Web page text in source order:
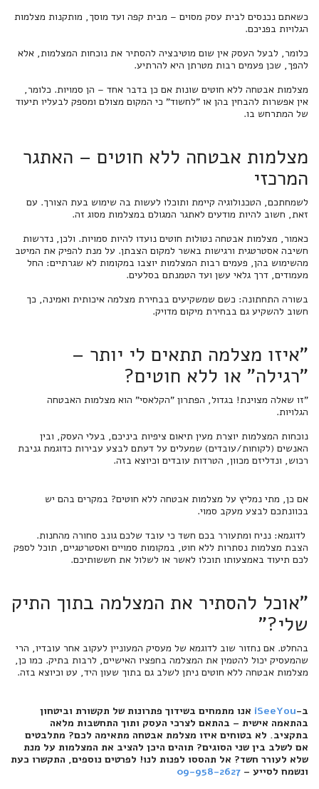
כשאתם נכנסים לבית עסק מסוים – מבית קפה ועד מוסך, מותקנות מצלמות
הגלויות בפניכם.
כלומר, לבעל העסק אין שום מוטיבציה להסתיר את נוכחות המצלמות, אלא
להפך, שכן פעמים רבות מטרתן היא להרתיע.
מצלמות אבטחה ללא חוטים שונות אם כן בדבר אחד – הן סמויות. כלומר,
אין אפשרות להבחין בהן או "לחשוד" כי המקום מצולם ומספק לבעליו תיעוד
של המתרחש בו.
מצלמות אבטחה ללא חוטים – האתגר
המרכזי
לשמחתכם, הטכנולוגיה קיימת ותוכלו לעשות בה שימוש בעת הצורך. עם
זאת, חשוב להיות מודעים לאתגר המגולם במצלמות מסוג זה.
כאמור, מצלמות אבטחה נטולות חוטים נועדו להיות סמויות. ולכן, נדרשות
חשיבה אסטרטגית ורגישות באשר למקום הצבתן. על מנת להפיק את המיטב
מהשימוש בהן, פעמים רבות המצלמות יוצבו במקומות לא שגרתיים: החל
מעמודים, דרך גלאי עשן ועד הטמנתם בסלעים.
בשורה התחתונה: כשם שמשקיעים בבחירת מצלמה איכותית ואמינה, כך
חשוב להשקיע גם בבחירת מיקום מדויק.
"איזו מצלמה תתאים לי יותר –
"רגילה" או ללא חוטים?
"זו שאלה מצוינת! בגדול, הפתרון "הקלאסי" הוא מצלמות האבטחה
הגלויות.
נוכחות המצלמות יוצרת מעין תיאום ציפיות ביניכם, בעלי העסק, ובין
האנשים (לקוחות/עובדים) שמעלים על דעתם לבצע עבירות כדוגמת גניבת
רכוש, ונדליזם מכוון, הטרדות עובדים וכיוצא בזה.
אם כן, מתי נמליץ על מצלמות אבטחה ללא חוטים? במקרים בהם יש
בכוונתכם לבצע מעקב סמוי.
לדוגמא: נניח ומתעורר בכם חשד כי עובד שלכם גונב סחורה מהחנות.
הצבת מצלמות נסתרות ללא חוט, במקומות סמויים ואסטרטגיים, תוכל לספק
לכם תיעוד באמצעותו תוכלו לאשר או לשלול את חששותיכם.
"אוכל להסתיר את המצלמה בתוך התיק
שלי?"
בהחלט. אם נחזור שוב לדוגמא של מעסיק המעוניין לעקוב אחר עובדיו, הרי
שהמעסיק יכול להטמין את המצלמה בחפציו האישיים, לרבות בתיק. כמו כן,
מצלמות אבטחה ללא חוטים ניתן לשלב גם בתוך שעון היד, עט וכיוצא בזה.
ב-iSeeYou אנו מתמחים בשידוך פתרונות של תקשורת וביטחון
בהתאמה אישית – בהתאם לצרכי העסק ותוך התחשבות מלאה
בתקציב. לא בטוחים איזו מצלמת אבטחה מתאימה לכם? מתלבטים
אם לשלב בין שני הסוגים? תוהים היכן להציב את המצלמות על מנת
שלא לעורר חשד? אל תהססו לפנות לנו! לפרטים נוספים, התקשרו כעת
ונשמח לסייע – 09-958-2627